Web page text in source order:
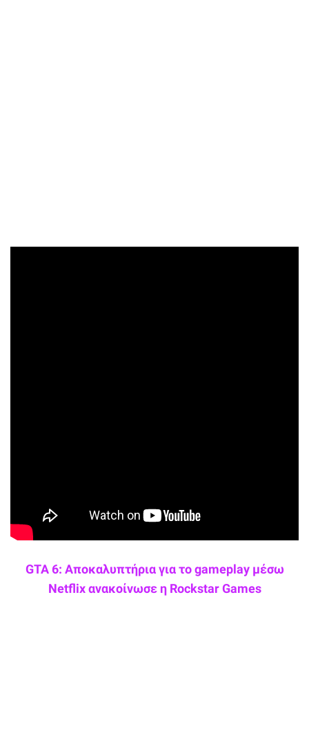
GTA 6: Αποκαλυπτήρια για το gameplay μέσω
Netflix ανακοίνωσε η Rockstar Games